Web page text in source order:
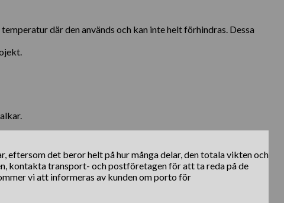
där den används och kan inte helt förhindras. Dessa
det beror helt på hur många delar, den totala vikten och
kontakta transport- och postföretagen för att ta reda på de
vi att informeras av kunden om porto för